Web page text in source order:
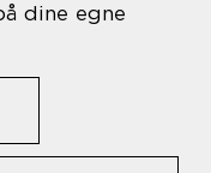
dine egne